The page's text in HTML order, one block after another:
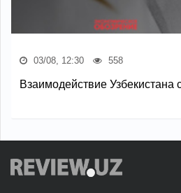
03/08, 12:30 558
Взаимодействие